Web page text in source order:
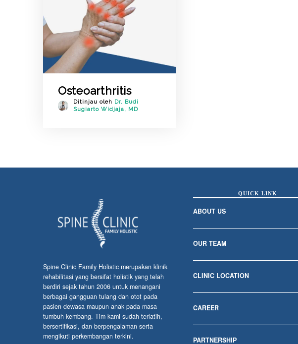
Osteoarthritis
Ditinjau oleh Dr. Budi
Sugiarto Widjaja, MD
Spine Clinic Family Holistic merupakan klinik
rehabilitasi yang bersifat holistik yang telah
berdiri sejak tahun 2006 untuk menangani
berbagai gangguan tulang dan otot pada
pasien dewasa maupun anak pada masa
tumbuh kembang. Tim kami sudah terlatih,
bersertifikasi, dan berpengalaman serta
mengikuti perkembangan terkini.
QUICK LINK
ABOUT US
OUR TEAM
CLINIC LOCATION
CAREER
PARTNERSHIP